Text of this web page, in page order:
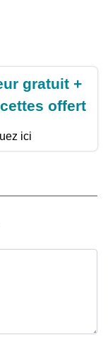
gratuit +
offert
ici